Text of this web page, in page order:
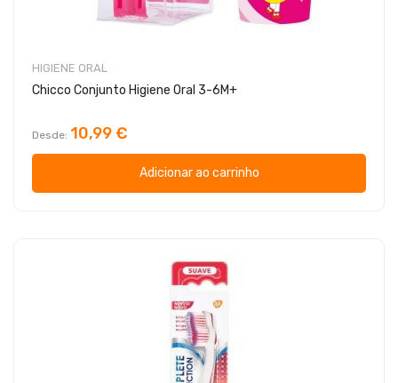
HIGIENE ORAL
Chicco Conjunto Higiene Oral 3-6M+
Desde 10,99 €
Adicionar ao carrinho